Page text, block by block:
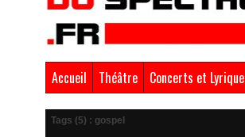
Accueil Théâtre Concerts et Lyrique
Tags (5) : gospel